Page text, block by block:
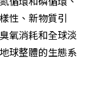
性、新物質引
氧消耗和全球淡
球整體的生態系